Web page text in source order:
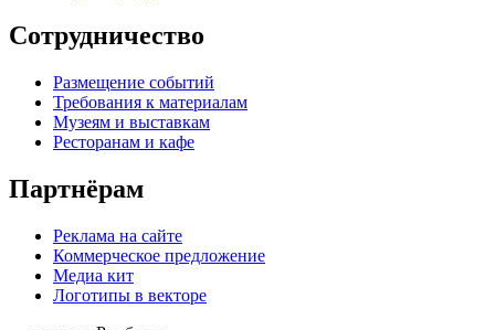
Сотрудничество
Размещение событий
Требования к материалам
Музеям и выставкам
Ресторанам и кафе
Партнёрам
Реклама на сайте
Коммерческое предложение
Медиа кит
Логотипы в векторе